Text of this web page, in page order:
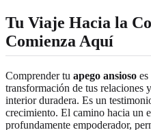
Tu Viaje Hacia la
Comienza Aquí
Comprender tu apego ansioso
transformación de tus relaciones
interior duradera. Es un
crecimiento. El camino hacia un
profundamente empoderador,